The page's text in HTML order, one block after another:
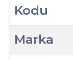
Kodu
Marka